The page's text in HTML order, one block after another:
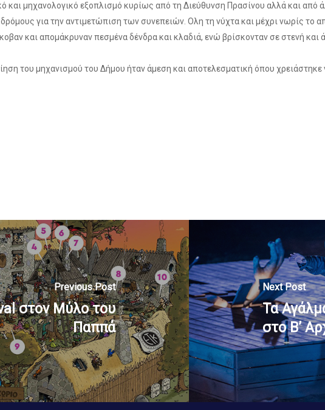
μηχανολογικό εξοπλισμό κυρίως από τη Διεύθυνση Πρασίνου αλλά και από
για την αντιμετώπιση των συνεπειών. Ολη τη νύχτα και μέχρι νωρίς το
και απομάκρυναν πεσμένα δένδρα και κλαδιά, ενώ βρίσκονταν σε στενή και
του μηχανισμού του Δήμου ήταν άμεση και αποτελεσματική όπου
Previous Post
στον Μύλο του
Παππά
Next Post
Τα
στο Β’